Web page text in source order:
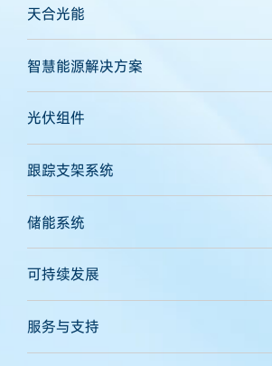
天合光能
智慧能源解决方案
光伏组件
跟踪支架系统
储能系统
可持续发展
服务与支持